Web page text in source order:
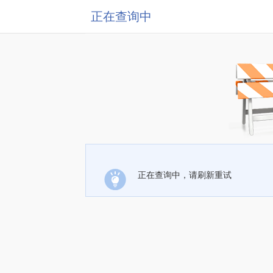
正在查询中
正在查询中，请刷新重试